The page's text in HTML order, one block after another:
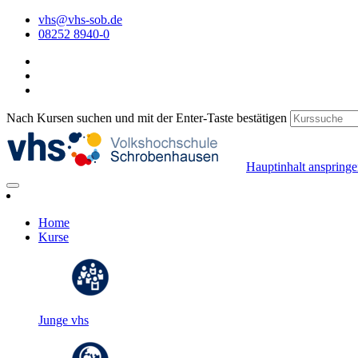
vhs@vhs-sob.de
08252 8940-0
Nach Kursen suchen und mit der Enter-Taste bestätigen
Hauptinhalt
Home
Kurse
Junge vhs